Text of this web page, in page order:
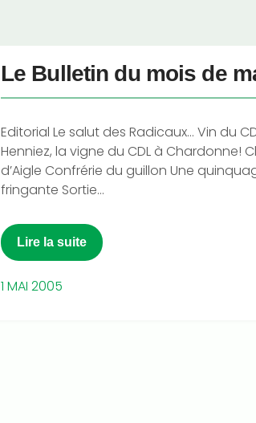
Le Bulletin du mois de
Editorial Le salut des Radicaux… Vin du
Henniez, la vigne du CDL à Chardonne!
d’Aigle Confrérie du guillon Une
fringante Sortie...
Lire la suite
1 MAI 2005